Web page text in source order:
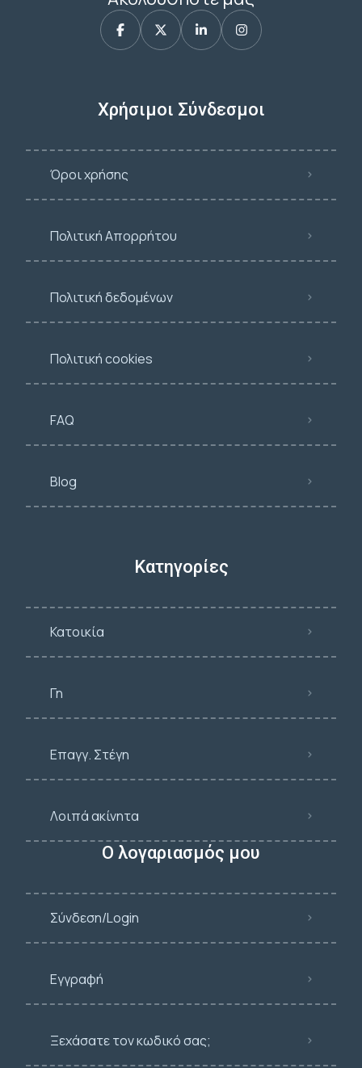
Χρήσιμοι Σύνδεσμοι
Όροι χρήσης
Πολιτική Απορρήτου
Πολιτική δεδομένων
Πολιτική cookies
FAQ
Blog
Κατηγορίες
Κατοικία
Γη
Επαγγ. Στέγη
Λοιπά ακίνητα
Ο λογαριασμός μου
Σύνδεση/Login
Εγγραφή
Ξεχάσατε τον κωδικό σας;